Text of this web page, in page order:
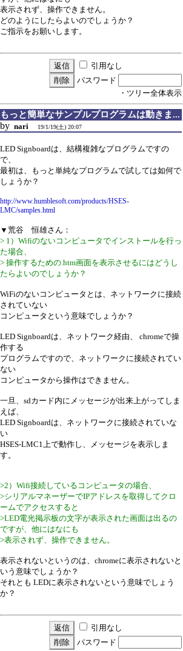
表示されず、操作できません。
どのようにしたらよいのでしょうか？
ご指示をお願いします。
引用なし
パスワード
・ツリー全体表示
もっと簡単なサンプルプログラムは動きま...
by nari 19/1/19(土) 20:07
LED Signboardは、結構複雑なプログラムですの
で、
最初は、もっと単純なプログラムで試しては如何で
しょうか？
http://www.humblesoft.com/products/HSES-
LMC/samples.html
▼荒谷 恒雄さん：
> 1）Wifiのないコンピュータでインストールを行っ
た場合、
> 操作するための.htm画面を表示させるにはどうし
たらよいのでしょうか？
WiFiのないコンピュータとは、ネットワークに接続
されていない
コンピュータという意味でしょうか？
LED Signboardは、ネットワーク経由、 chromeで操
作する
プログラムですので、ネットワークに接続されてい
ない
コンピュータから操作はできません。
一旦、sdカード内にメッセージが出来上がってしま
えば、
LED Signboardは、ネットワークに接続されていな
い
HSES-LMC1上で動作し、メッセージを表示しま
す。
>2）Wifi接続しているコンピュータの場合、
>シリアルマネーザーでIPアドレスを取得してクロ
ームでアクセスすると
>LED電光掲示板の文字が表示された画面は出るの
ですが、他にはなにも
>表示されず、操作できません。
表示されないというのは、chromeに表示されないと
いう意味でしょうか？
それとも LEDに表示されないという意味でしょう
か？
引用なし
パスワード